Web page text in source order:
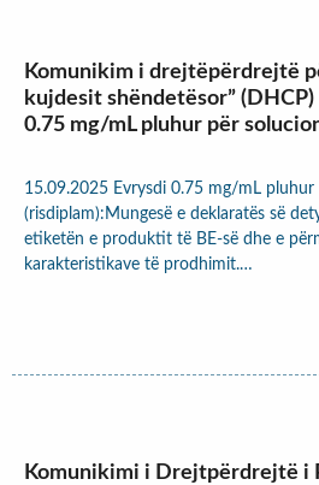
Komunikim i drejtëpërdrejtë
kujdesit shëndetësor”
0.75 mg/mL pluhur për
15.09.2025 Evrysdi 0.75 mg/mL pluhur
(risdiplam):Mungesë e deklaratës së
etiketën e produktit të BE-së dhe e
karakteristikave të prodhimit.…
Komunikimi i Drejtpërdrejtë i